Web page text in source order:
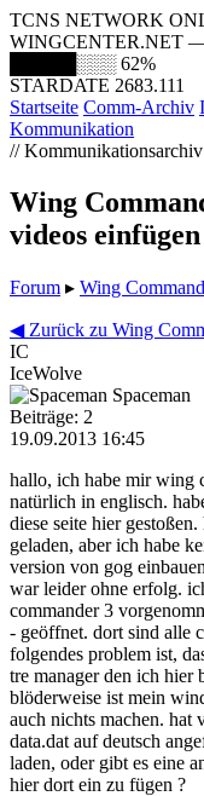
TCNS NETWORK
WINGCENTER.NET
█████░░░ 62%
STARDATE 2683.111
Startseite Comm-Archiv
Kommunikation
// Kommunikationsarchiv
Wing
videos
Forum ▸ Wing
◀ Zurück zu Wing
IC
IceWolve
Spaceman
Beiträge: 2
19.09.2013 16:45
hallo, ich habe mir wing
natürlich in englisch.
diese seite hier
geladen, aber ich habe
version von gog
war leider ohne erfolg.
commander 3
- geöffnet. dort sind alle
folgendes problem ist,
tre manager den ich hier
blöderweise ist mein
auch nichts machen. hat
data.dat auf deutsch
laden, oder gibt es eine
hier dort ein zu fügen ?